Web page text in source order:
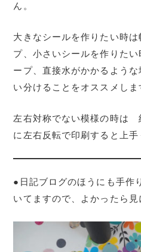
ん。
大きなシールを作りたい時
プ、小さいシールを作りた
ープ、直接水がかかるよう
い分けることをオススメしま
左右対称でない模様の時は
に左右反転で印刷すると上手
●日記ブログのほうにも手作
いてますので、よかったら見